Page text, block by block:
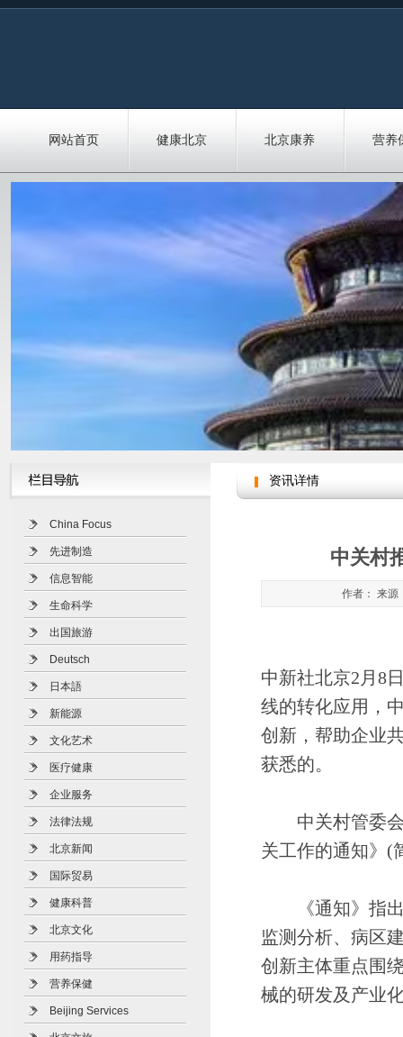
网站首页 健康北京 北京康养 营养
China Focus
先进制造
信息智能
生命科学
出国旅游
Deutsch
日本語
新能源
文化艺术
医疗健康
企业服务
法律法规
北京新闻
国际贸易
健康科普
北京文化
用药指导
营养保健
Beijing Services
资讯详情
中关村
作者： 来
中新社北京2月8
线的转化应用，
创新，帮助企业
获悉的。
中关村管委会
关工作的通知》(
《通知》指出
监测分析、病区
创新主体重点围
械的研发及产业